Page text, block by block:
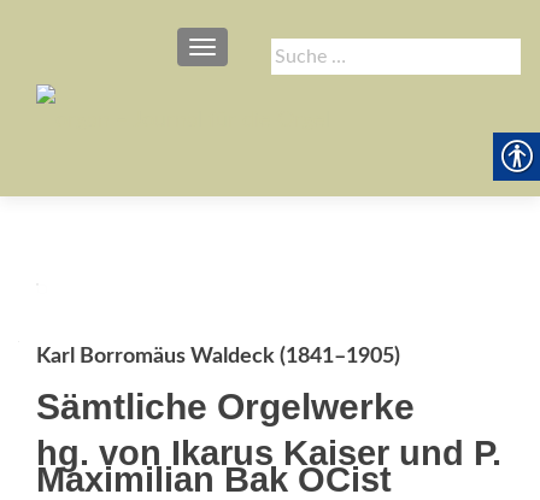
Suche
nach:
SCHALTE NAVIGATION
Karl Borromäus Waldeck (1841–1905)
Sämtliche Orgelwerke
hg. von Ikarus Kaiser und P.
Maximilian Bak OCist